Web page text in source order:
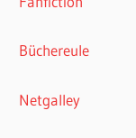
Büchereule
Netgalley